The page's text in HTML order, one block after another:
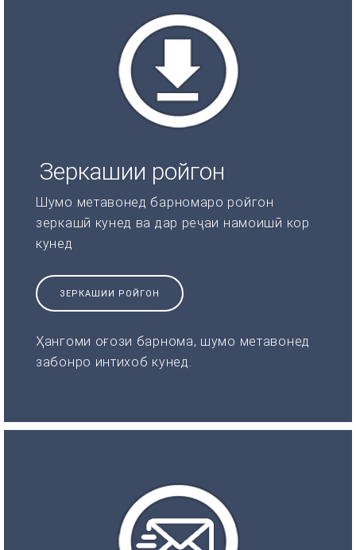
Зеркашии ройгон
Шумо метавонед барномаро ройгон
зеркашӣ кунед ва дар реҷаи намоишӣ кор
кунед
ЗЕРКАШИИ РОЙГОН
Ҳангоми оғози барнома, шумо метавонед
забонро интихоб кунед.